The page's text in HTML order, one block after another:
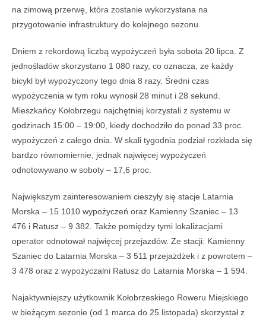
na zimową przerwę, która zostanie wykorzystana na
przygotowanie infrastruktury do kolejnego sezonu.
Dniem z rekordową liczbą wypożyczeń była sobota 20 lipca. Z
jednośladów skorzystano 1 080 razy, co oznacza, ze każdy
bicykl był wypożyczony tego dnia 8 razy. Średni czas
wypożyczenia w tym roku wynosił 28 minut i 28 sekund.
Mieszkańcy Kołobrzegu najchętniej korzystali z systemu w
godzinach 15:00 – 19:00, kiedy dochodziło do ponad 33 proc.
wypożyczeń z całego dnia. W skali tygodnia podział rozkłada się
bardzo równomiernie, jednak najwięcej wypożyczeń
odnotowywano w soboty – 17,6 proc.
Największym zainteresowaniem cieszyły się stacje Latarnia
Morska – 15 1010 wypożyczeń oraz Kamienny Szaniec – 13
476 i Ratusz – 9 382. Także pomiędzy tymi lokalizacjami
operator odnotował najwięcej przejazdów. Ze stacji: Kamienny
Szaniec do Latarnia Morska – 3 511 przejażdżek i z powrotem –
3 478 oraz z wypożyczalni Ratusz do Latarnia Morska – 1 594.
Najaktywniejszy użytkownik Kołobrzeskiego Roweru Miejskiego
w bieżącym sezonie (od 1 marca do 25 listopada) skorzystał z